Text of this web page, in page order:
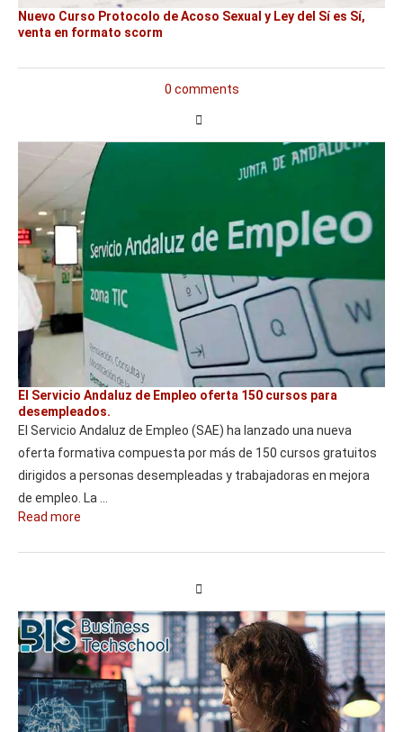
Nuevo Curso Protocolo de Acoso Sexual y Ley del Sí es Sí,
venta en formato scorm
0 comments
El Servicio Andaluz de Empleo oferta 150 cursos para
desempleados.
El Servicio Andaluz de Empleo (SAE) ha lanzado una nueva
oferta formativa compuesta por más de 150 cursos gratuitos
dirigidos a personas desempleadas y trabajadoras en mejora
de empleo. La …
Read more